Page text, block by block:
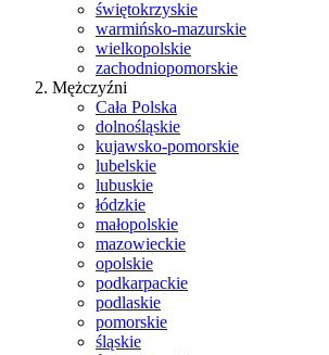
świętokrzyskie
warmińsko-mazurskie
wielkopolskie
zachodniopomorskie
Mężczyźni
Cała Polska
dolnośląskie
kujawsko-pomorskie
lubelskie
lubuskie
łódzkie
małopolskie
mazowieckie
opolskie
podkarpackie
podlaskie
pomorskie
śląskie